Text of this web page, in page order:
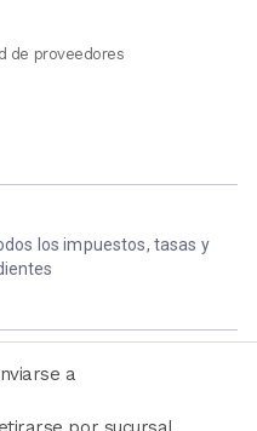
de proveedores
los impuestos, tasas y
a